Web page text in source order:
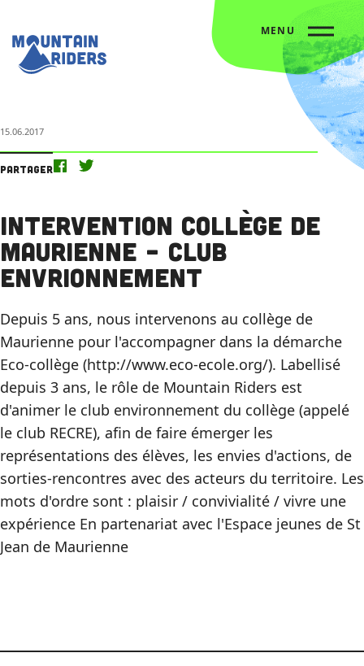
MENU
15.06.2017
Partager
Intervention collège de
Maurienne – Club
envrionnement
Depuis 5 ans, nous intervenons au collège de
Maurienne pour l'accompagner dans la démarche
Eco-collège (http://www.eco-ecole.org/). Labellisé
depuis 3 ans, le rôle de Mountain Riders est
d'animer le club environnement du collège (appelé
le club RECRE), afin de faire émerger les
représentations des élèves, les envies d'actions, de
sorties-rencontres avec des acteurs du territoire. Les
mots d'ordre sont : plaisir / convivialité / vivre une
expérience En partenariat avec l'Espace jeunes de St
Jean de Maurienne